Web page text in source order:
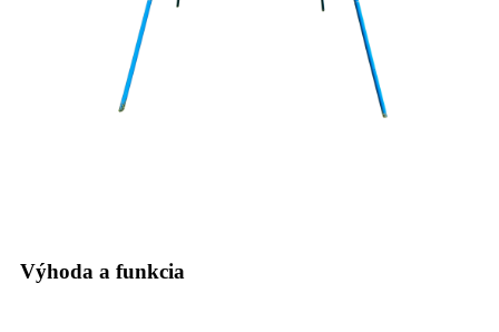
Výhoda a funkcia